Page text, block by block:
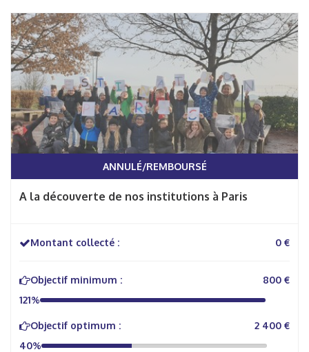
ANNULÉ/REMBOURSÉ
A la découverte de nos institutions à Paris
Montant collecté : 0 €
Objectif minimum :
800 €
121%
Objectif optimum :
2 400 €
40%